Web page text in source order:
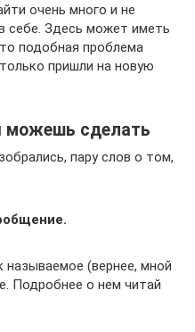
очень много и не
себе. Здесь может иметь
подобная проблема
пришли на новую
можешь сделать
пару слов о том,
называемое (вернее, мной
Подробнее о нем читай